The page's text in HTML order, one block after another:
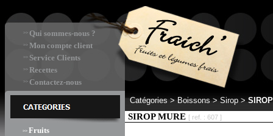
>> Qui sommes-nous ?
>> Mon compte client
>> Service Clients
>> Recettes
>> Contactez-nous
>> Fruits
Catégories >Boissons > Sirop>
SIROP MURE [ ref. : 607 ]